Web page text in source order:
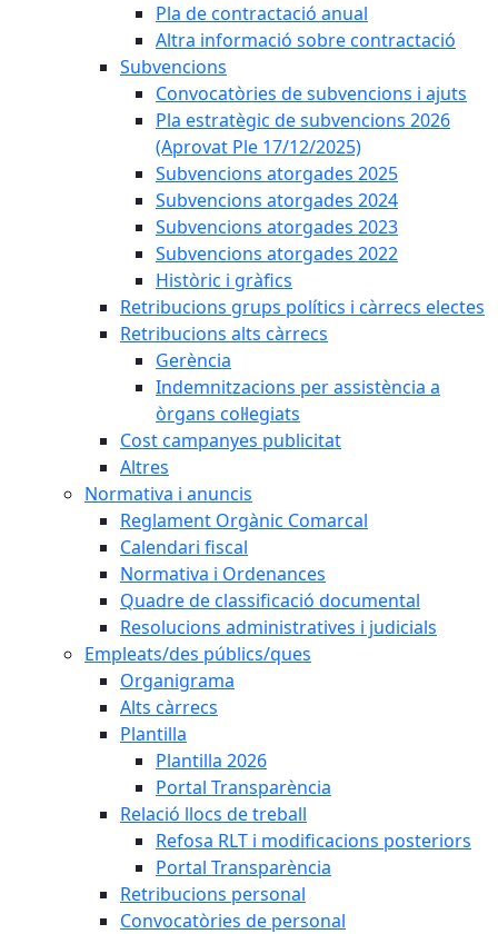
Pla de contractació anual
Altra informació sobre contractació
Subvencions
Convocatòries de subvencions i ajuts
Pla estratègic de subvencions 2026
(Aprovat Ple 17/12/2025)
Subvencions atorgades 2025
Subvencions atorgades 2024
Subvencions atorgades 2023
Subvencions atorgades 2022
Històric i gràfics
Retribucions grups polítics i càrrecs electes
Retribucions alts càrrecs
Gerència
Indemnitzacions per assistència a
òrgans col·legiats
Cost campanyes publicitat
Altres
Normativa i anuncis
Reglament Orgànic Comarcal
Calendari fiscal
Normativa i Ordenances
Quadre de classificació documental
Resolucions administratives i judicials
Empleats/des públics/ques
Organigrama
Alts càrrecs
Plantilla
Plantilla 2026
Portal Transparència
Relació llocs de treball
Refosa RLT i modificacions posteriors
Portal Transparència
Retribucions personal
Convocatòries de personal